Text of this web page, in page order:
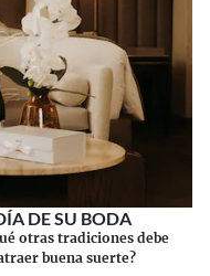
DE SU BODA
otras tradiciones debe
buena suerte?